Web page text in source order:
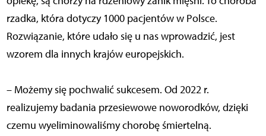
rzadka, która dotyczy 1000 pacjentów w Polsce.
Rozwiązanie, które udało się u nas wprowadzić, jest
wzorem dla innych krajów europejskich.
– Możemy się pochwalić sukcesem. Od 2022 r.
realizujemy badania przesiewowe noworodków, dzięki
czemu wyeliminowaliśmy chorobę śmiertelną.